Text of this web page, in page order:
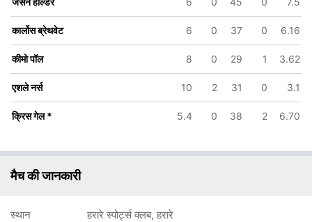
138/6
32.5 ov
शिमरोन हेट्मेयर
163/7
कार्लोस ब्रेथवेट
204/8
रोवमैन पॉवेल
204/9
46.4 ov
कीमो पॉल
204/10
46.5 ov
केमर रोच
कार्लोस ब्रेथवेट 6 0 37 0 6.16
कीमो पॉल 8 0 29 1 3.62
एशले नर्स 10 2 31 0 3.1
क्रिस गेल* 5.4 0 38 2 6.70
मैच की जानकारी
स्थान हरारे स्पोर्ट्स क्लब, हरारे